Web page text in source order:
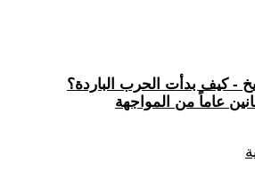
- كيف بدأت الحرب الباردة؟
عاماً من المواجهة